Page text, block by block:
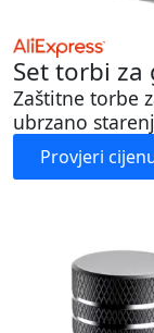
Set torbi za
Zaštitne torbe
ubrzano
Provjeri